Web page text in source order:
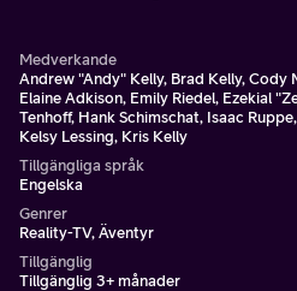
Medverkande
Andrew "Andy" Kelly, Brad Kelly, Cody
Elaine Adkison, Emily Riedel, Ezekial
Tenhoff, Hank Schimschat, Isaac
Kelsy Lessing, Kris Kelly
Tillgängliga språk
Engelska
Genrer
Reality-TV, Äventyr
Tillgänglig
Tillgänglig 3+ månader